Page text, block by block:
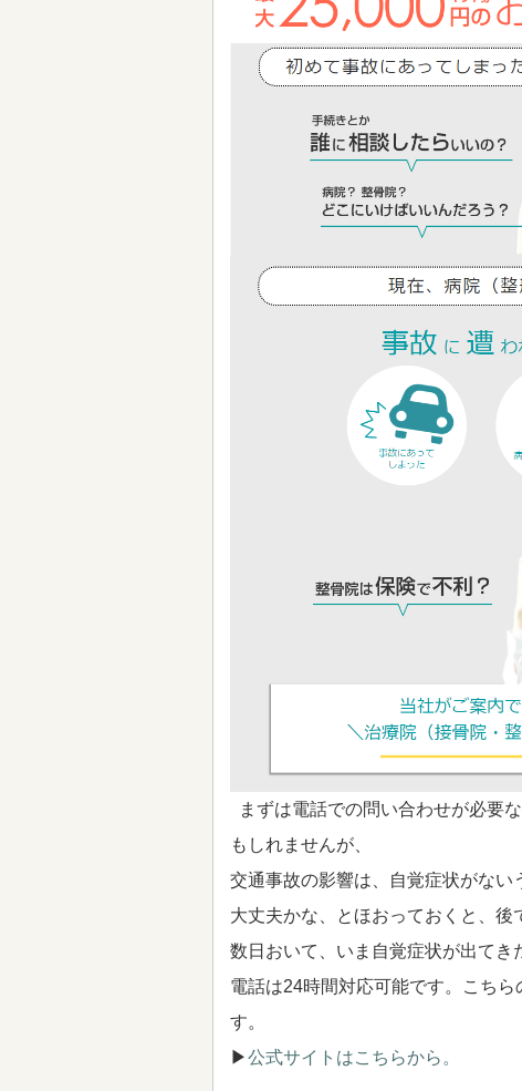
まずは電話での問い合わせが必要
もしれませんが、
交通事故の影響は、自覚症状がない
大丈夫かな、とほおっておくと、後
数日おいて、いま自覚症状が出てき
電話は24時間対応可能です。こち
す。
▶公式サイトはこちらから。